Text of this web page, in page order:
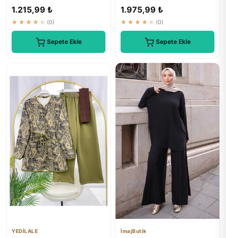
1.215,99 ₺
★★★★★ (0)
Sepete Ekle
1.975,99 ₺
★★★★★ (0)
Sepete Ekle
YEDİLALE İmajButik